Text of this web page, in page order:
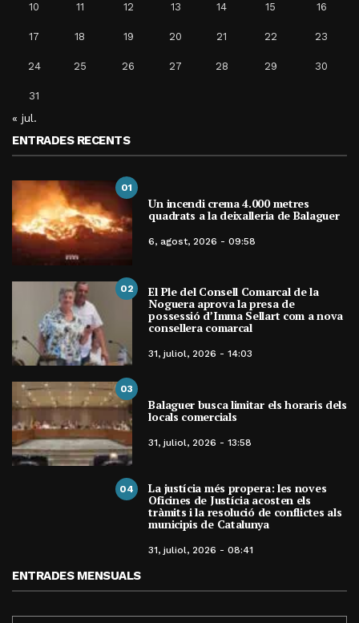
10 11 12 13 14 15 16
17 18 19 20 21 22 23
24 25 26 27 28 29 30
31
« jul.
ENTRADES RECENTS
01
Un incendi crema 4.000 metres
quadrats a la deixalleria de Balaguer
6, agost, 2026 - 09:58
02 El Ple del Consell Comarcal de la
Noguera aprova la presa de
possessió d’Imma Sellart com a nova
consellera comarcal
31, juliol, 2026 - 14:03
03
Balaguer busca limitar els horaris dels
locals comercials
31, juliol, 2026 - 13:58
04 La justícia més propera: les noves
Oficines de Justícia acosten els
tràmits i la resolució de conflictes als
municipis de Catalunya
31, juliol, 2026 - 08:41
ENTRADES MENSUALS